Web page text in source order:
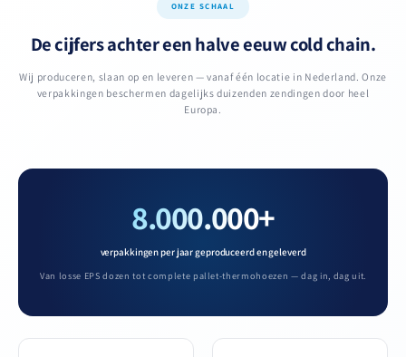
ONZE SCHAAL
De cijfers achter een halve eeuw cold chain.
Wij produceren, slaan op en leveren — vanaf één locatie in Nederland. Onze
verpakkingen beschermen dagelijks duizenden zendingen door heel
Europa.
8.000.000+
verpakkingen per jaar geproduceerd en geleverd
Van losse EPS dozen tot complete pallet-thermohoezen — dag in, dag uit.